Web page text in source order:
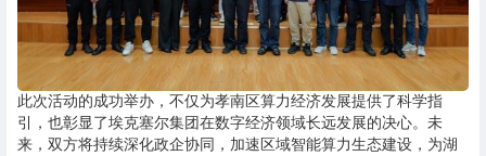
此次活动的成功举办，不仅为孝南区算力经济发展提供了科学指
引，也彰显了埃克塞尔集团在数字经济领域长远发展的决心。未
来，双方将持续深化政企协同，加速区域智能算力生态建设，为湖